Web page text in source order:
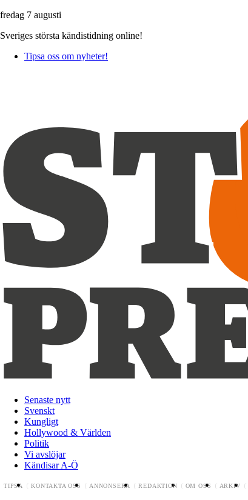
fredag 7 augusti
Sveriges största kändistidning online!
Tipsa oss om nyheter!
Senaste nytt
Svenskt
Kungligt
Hollywood & Världen
Politik
Vi avslöjar
Kändisar A-Ö
TIPSA KONTAKTA OSS ANNONSERA REDAKTION OM OSS ARKIV